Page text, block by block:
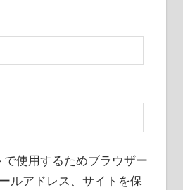
使用するためブラウザー
ルアドレス、サイトを保